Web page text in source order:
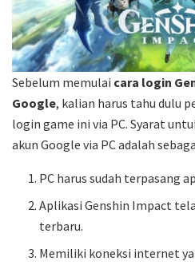
Sebelum memulai cara login
Google, kalian harus tahu dulu
login game ini via PC. Syarat
akun Google via PC adalah
PC harus sudah terpasang
Aplikasi Genshin Impact
terbaru.
Memiliki koneksi internet